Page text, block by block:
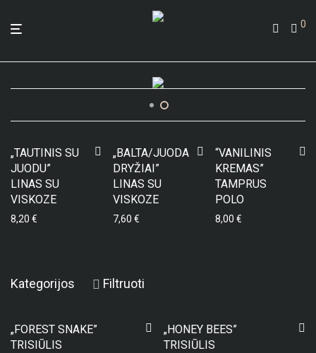
0
„TAUTINIS SU
JUODU”
LINAS SU
VISKOZE
8,20 €
„BALTA/JUODA
DRYŽIAI”
LINAS SU
VISKOZE
7,60 €
“VANILINIS
KREMAS”
TAMPRUS
POLO
8,00 €
Kategorijos Filtruoti
„FOREST SNAKE”
TRISIŪLIS
„HONEY BEES”
TRISIŪLIS